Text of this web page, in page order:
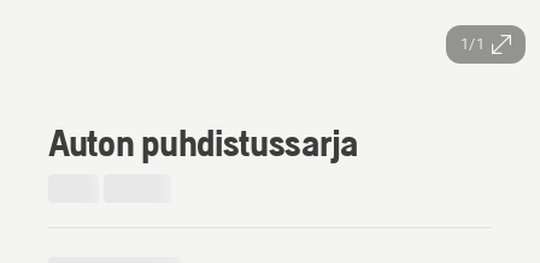
1/1
Auton puhdistussarja